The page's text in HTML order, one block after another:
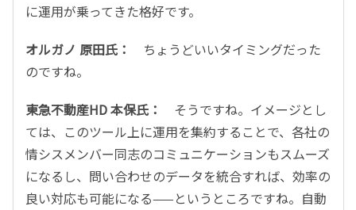
に運用が乗ってきた格好です。
オルガノ 原田氏：
ちょうどいいタイミングだった
のですね。
東急不動産HD 本保氏：
そうですね。イメージとし
ては、このツール上に運用を集約することで、各社の
情シスメンバー同志のコミュニケーションもスムーズ
になるし、問い合わせのデータを統合すれば、効率の
良い対応も可能になる——というところですね。自動